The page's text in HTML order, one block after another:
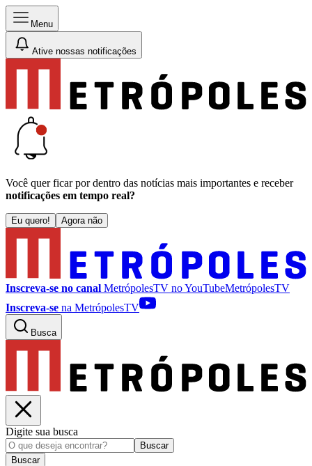
Menu
Ative nossas notificações
Você quer ficar por dentro das notícias mais importantes e receber
notificações em tempo real?
Eu quero! Agora não
Inscreva-se no canal MetrópolesTV noYouTubeMetrópolesTV
Inscreva-se na MetrópolesTV
Busca
Digite sua busca
Buscar
Buscar